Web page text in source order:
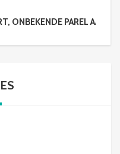
ONBEKENDE PAREL AAN